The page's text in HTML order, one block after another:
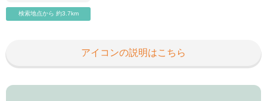
アイコンの説明はこちら
検索地点から 約3.7km